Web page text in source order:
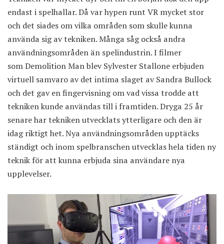
endast i spelhallar. Då var hypen runt VR mycket stor
och det siades om vilka områden som skulle kunna
använda sig av tekniken. Många såg också andra
användningsområden än spelindustrin. I filmer
som Demolition Man blev Sylvester Stallone erbjuden
virtuell samvaro av det intima slaget av Sandra Bullock
och det gav en fingervisning om vad vissa trodde att
tekniken kunde användas till i framtiden. Dryga 25 år
senare har tekniken utvecklats ytterligare och den är
idag riktigt het. Nya användningsområden upptäcks
ständigt och inom spelbranschen utvecklas hela tiden ny
teknik för att kunna erbjuda sina användare nya
upplevelser.